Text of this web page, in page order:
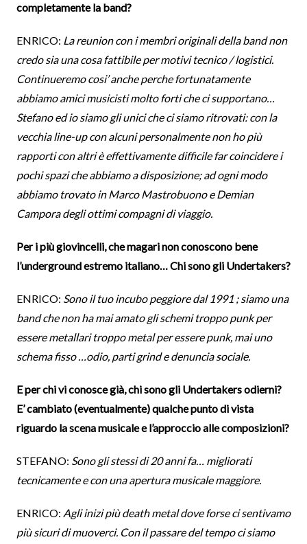
completamente la band?
ENRICO: La reunion con i membri originali della band non
credo sia una cosa fattibile per motivi tecnico / logistici.
Continueremo cosi’ anche perche fortunatamente
abbiamo amici musicisti molto forti che ci supportano…
Stefano ed io siamo gli unici che ci siamo ritrovati: con la
vecchia line-up con alcuni personalmente non ho più
rapporti con altri è effettivamente difficile far coincidere i
pochi spazi che abbiamo a disposizione; ad ogni modo
abbiamo trovato in Marco Mastrobuono e Demian
Campora degli ottimi compagni di viaggio.
Per i più giovincelli, che magari non conoscono bene
l’underground estremo italiano… Chi sono gli Undertakers?
ENRICO: Sono il tuo incubo peggiore dal 1991 ; siamo una
band che non ha mai amato gli schemi troppo punk per
essere metallari troppo metal per essere punk, mai uno
schema fisso …odio, parti grind e denuncia sociale.
E per chi vi conosce già, chi sono gli Undertakers odierni?
E’ cambiato (eventualmente) qualche punto di vista
riguardo la scena musicale e l’approccio alle composizioni?
STEFANO: Sono gli stessi di 20 anni fa… migliorati
tecnicamente e con una apertura musicale maggiore.
ENRICO: Agli inizi più death metal dove forse ci sentivamo
più sicuri di muoverci. Con il passare del tempo ci siamo